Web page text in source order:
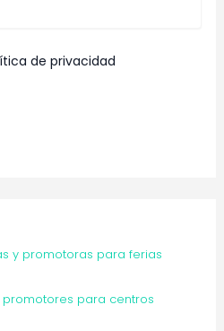
de privacidad
y promotoras para ferias
para centros